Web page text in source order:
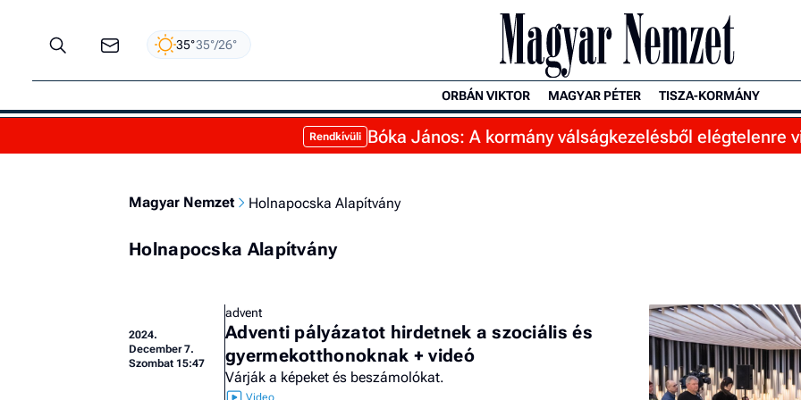
35°35°/26°
ORBÁN VIKTOR MAGYAR PÉTER TISZA-KORMÁNY
Rendkívüli Bóka János: A kormány válságkezelésből elégtelenre
Magyar Nemzet Holnapocska Alapítvány
Holnapocska Alapítvány
2024.
December 7.
Szombat 15:47
advent
Adventi pályázatot hirdetnek a szociális és
gyermekotthonoknak + videó
Várják a képeket és beszámolókat.